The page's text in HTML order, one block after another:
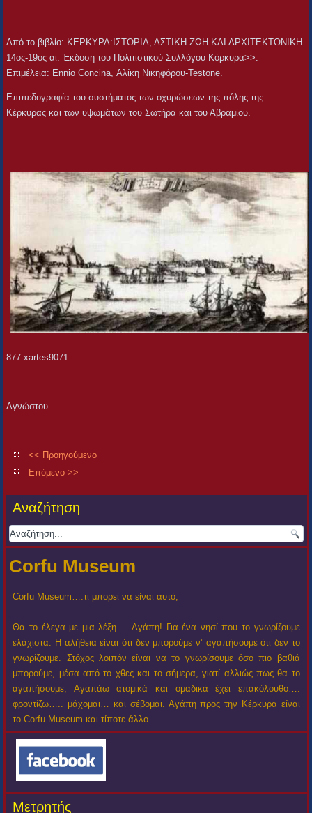
Aπό το βιβλίο: ΚΕΡΚΥΡΑ:ΙΣΤΟΡΙΑ, ΑΣΤΙΚΗ ΖΩΗ ΚΑΙ ΑΡΧΙΤΕΚΤΟΝΙΚΗ
14ος-19ος αι. Έκδοση του Πολιτιστικού Συλλόγου Κόρκυρα>>.
Επιμέλεια: Ennio Concina, Αλίκη Νικηφόρου-Testone.
Επιπεδογραφία του συστήματος των οχυρώσεων της πόλης της
Κέρκυρας και των υψωμάτων του Σωτήρα και του Αβραμίου.
877-xartes9071
Αγνώστου
<< Προηγούμενο
Επόμενο >>
Αναζήτηση
Corfu Museum
Corfu Museum….τι μπορεί να είναι αυτό;
Θα το έλεγα με μια λέξη…. Αγάπη! Για ένα νησί που το γνωρίζουμε
ελάχιστα. Η αλήθεια είναι ότι δεν μπορούμε ν’ αγαπήσουμε ότι δεν το
γνωρίζουμε. Στόχος λοιπόν είναι να το γνωρίσουμε όσο πιο βαθιά
μπορούμε, μέσα από το χθες και το σήμερα, γιατί αλλιώς πως θα το
αγαπήσουμε; Αγαπάω ατομικά και ομαδικά έχει επακόλουθο….
φροντίζω….. μάχομαι… και σέβομαι. Αγάπη προς την Κέρκυρα είναι
το Corfu Museum και τίποτε άλλο.
Μετρητής